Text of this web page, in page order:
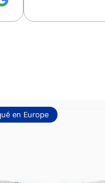
La
Permet
en Europe